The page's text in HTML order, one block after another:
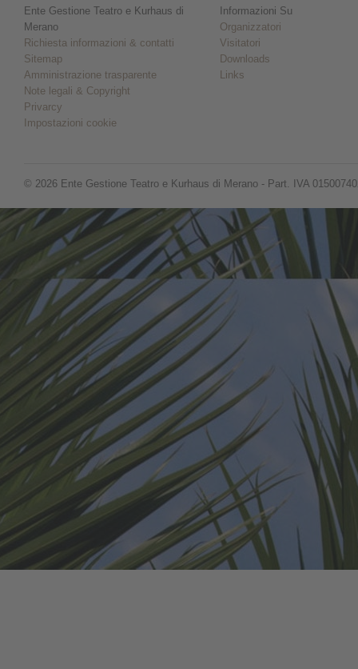
Ente Gestione Teatro e Kurhaus di
Merano
Richiesta informazioni & contatti
Sitemap
Amministrazione trasparente
Note legali & Copyright
Privarcy
Impostazioni cookie
Informazioni Su
Organizzatori
Visitatori
Downloads
Links
© 2026 Ente Gestione Teatro e Kurhaus di Merano - Part. IVA